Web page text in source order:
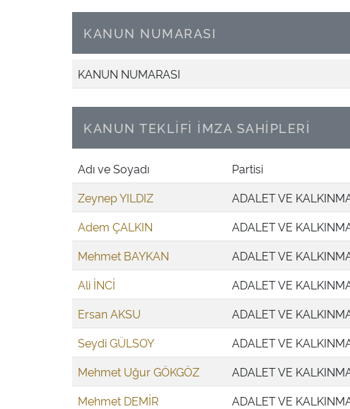
KANUN NUMARASI
KANUN NUMARASI
KANUN TEKLİFİ İMZA SAHİPLERİ
Adı ve Soyadı Partisi
Zeynep YILDIZ
ADALET VE
Adem ÇALKIN
ADALET VE
Mehmet BAYKAN
ADALET VE
Ali İNCİ
ADALET VE
Ersan AKSU
ADALET VE
Seydi GÜLSOY
ADALET VE
Mehmet Uğur GÖKGÖZ
ADALET VE
Mehmet DEMİR
ADALET VE